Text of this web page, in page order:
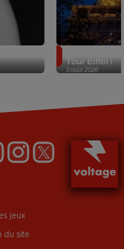
3 août 2026
Tour Eiffel !
jeux
du site